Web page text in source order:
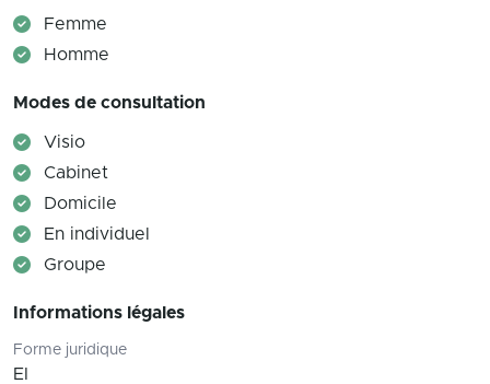
Femme
Homme
Modes de consultation
Visio
Cabinet
Domicile
En individuel
Groupe
Informations légales
Forme juridique
EI